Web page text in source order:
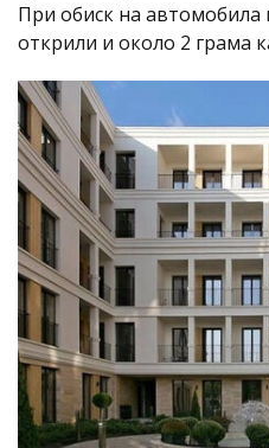
При обиск на
открили и около 2 грама